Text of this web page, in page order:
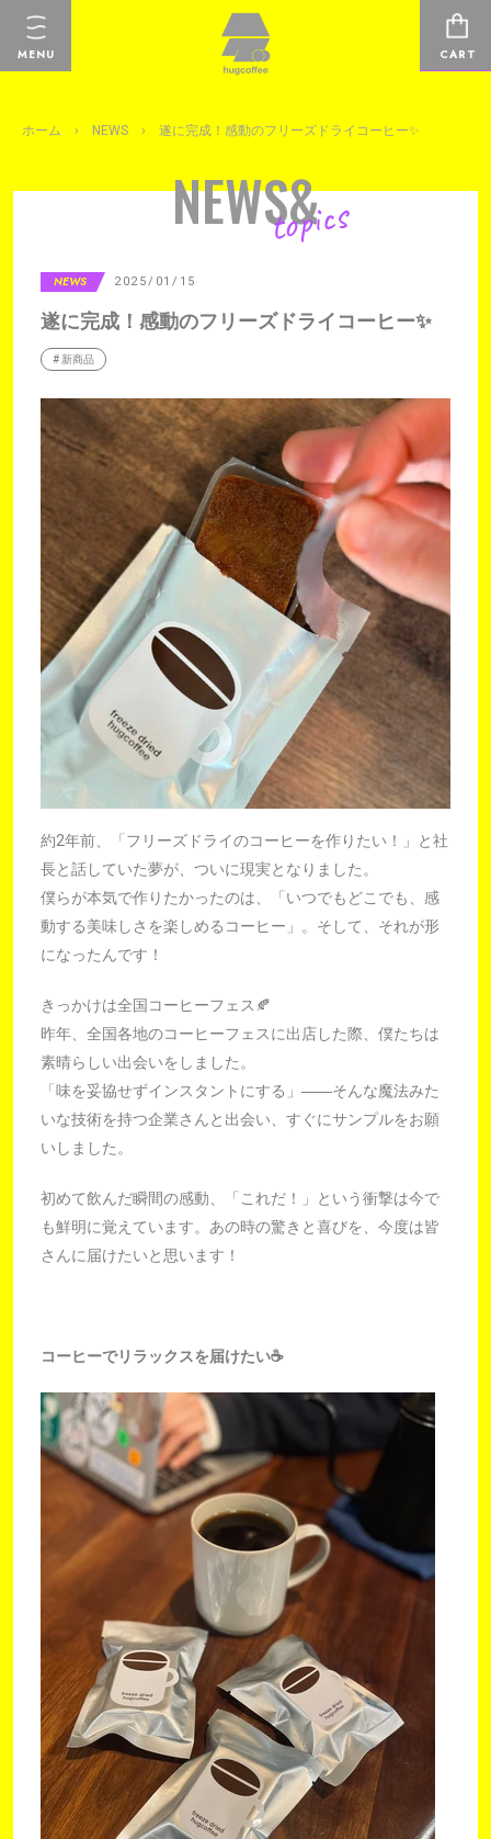
MENU CART
ホーム › NEWS › 遂に完成！感動のフリーズドライコーヒー✨
NEWS&
topics
NEWS 2025/01/15
遂に完成！感動のフリーズドライコーヒー✨
# 新商品
約2年前、「フリーズドライのコーヒーを作りたい！」と社
長と話していた夢が、ついに現実となりました。
僕らが本気で作りたかったのは、「いつでもどこでも、感
動する美味しさを楽しめるコーヒー」。そして、それが形
になったんです！
きっかけは全国コーヒーフェス🍂
昨年、全国各地のコーヒーフェスに出店した際、僕たちは
素晴らしい出会いをしました。
「味を妥協せずインスタントにする」――そんな魔法みた
いな技術を持つ企業さんと出会い、すぐにサンプルをお願
いしました。
初めて飲んだ瞬間の感動、「これだ！」という衝撃は今で
も鮮明に覚えています。あの時の驚きと喜びを、今度は皆
さんに届けたいと思います！
コーヒーでリラックスを届けたい☕️